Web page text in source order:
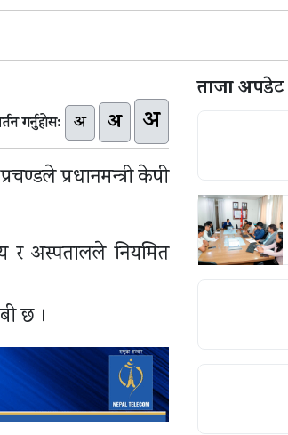
गर्नुहोस: अ अ अ
प्रधानमन्त्री केपी
र अस्पतालले नियमित
छ ।
ताजा अपडेट